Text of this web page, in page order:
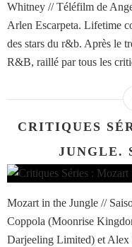
Whitney // Téléfilm de
Arlen Escarpeta. Lifetime
des stars du r&b. Après le
R&B, raillé par tous les
CRITIQUES
JUNGLE.
Mozart in the Jungle //
Coppola (Moonrise
Darjeeling Limited) et Alex